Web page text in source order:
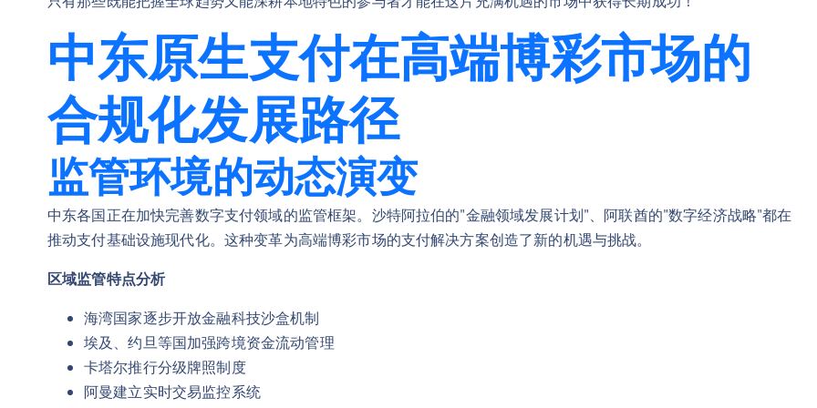
中东原生支付在高端博彩市场的
合规化发展路径
监管环境的动态演变
中东各国正在加快完善数字支付领域的监管框架。沙特阿拉伯的"金融领域发展计划"、阿联酋的"数字经济战略"都在
推动支付基础设施现代化。这种变革为高端博彩市场的支付解决方案创造了新的机遇与挑战。
区域监管特点分析
海湾国家逐步开放金融科技沙盒机制
埃及、约旦等国加强跨境资金流动管理
卡塔尔推行分级牌照制度
阿曼建立实时交易监控系统